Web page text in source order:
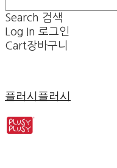
Search 검색
Log In 로그인
Cart장바구니
플러시플러시